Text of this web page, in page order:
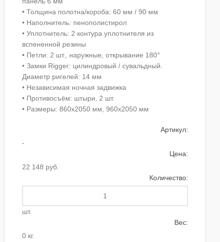
• Толщина полотна/короба: 60 мм / 90 мм
• Наполнитель: пенополистирол
• Уплотнитель: 2 контура уплотнителя из
вспененной резины
• Петли: 2 шт., наружные, открывание 180°
• Замки Rigger: цилиндровый / сувальдный.
Диаметр ригелей: 14 мм
• Независимая ночная задвижка
• Противосъём: штыри, 2 шт.
• Размеры: 860х2050 мм, 960х2050 мм
Артикул:
-
Цена:
22 148 руб.
Количество:
шт.
Вес:
0 кг.